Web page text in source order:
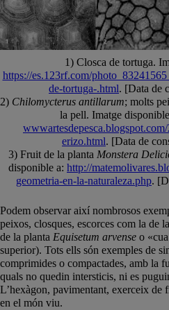
1) Closca de tortuga.
https://es.123rf.com/
de-tortuga-.html. [Data de
2) Chilomycterus antillarum; molts
la pell. Imatge
erizo.html. [Data de
3) Fruit de la planta Monstera
disponible a: http://
geometria-en-la-naturaleza.php.
Podem observar així nombrosos
peixos, closques, escorces com la de
de la planta Equisetum arvense o
superior). Tots ells són exemples de
comprimides o compactades, amb la
quals no quedin intersticis, ni es
L’hexàgon, pavimentant, exerceix de
en el món viu.